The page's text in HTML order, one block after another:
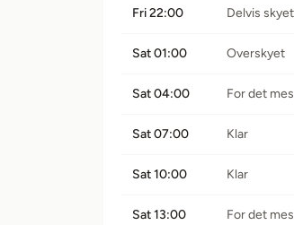
Fri 22:00 Delvis skyet
Sat 01:00 Overskyet
Sat 04:00 For det
Sat 07:00 Klar
Sat 10:00 Klar
Sat 13:00 For det